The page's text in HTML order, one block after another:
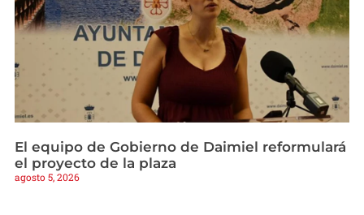
El equipo de Gobierno de Daimiel reformulará
el proyecto de la plaza
agosto 5, 2026